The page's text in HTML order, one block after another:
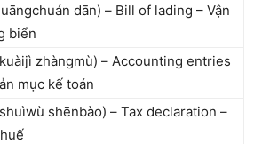
dān) – Bill of lading – Vận
biển
zhàngmù) – Accounting entries
mục kế toán
shēnbào) – Tax declaration –